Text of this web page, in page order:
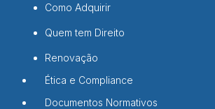
Como Adquirir
Quem tem Direito
Renovação
Ética e Compliance
Documentos Normativos